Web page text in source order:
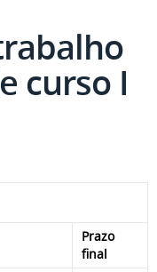
curso I
Prazo
final